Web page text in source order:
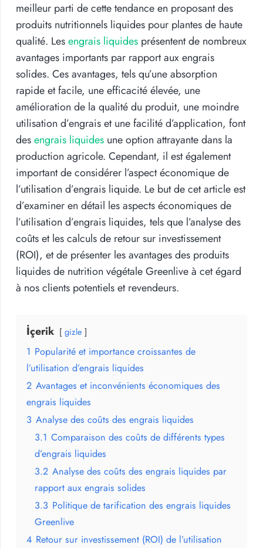
meilleur parti de cette tendance en proposant des
produits nutritionnels liquides pour plantes de haute
qualité. Lesengrais liquides présentent de nombreux
avantages importants par rapport aux engrais
solides. Ces avantages, tels qu’une absorption
rapide et facile, une efficacité élevée, une
amélioration de la qualité du produit, une moindre
utilisation d’engrais et une facilité d’application, font
desengrais liquides une option attrayante dans la
production agricole. Cependant, il est également
important de considérer l’aspect économique de
l’utilisation d’engrais liquide. Le but de cet article est
d’examiner en détail les aspects économiques de
l’utilisation d’engrais liquides, tels que l’analyse des
coûts et les calculs de retour sur investissement
(ROI), et de présenter les avantages des produits
liquides de nutrition végétale Greenlive à cet égard
à nos clients potentiels et revendeurs.
İçerik gizle
1 Popularité et importance croissantes de
l’utilisation d’engrais liquides
2 Avantages et inconvénients économiques des
engrais liquides
3 Analyse des coûts des engrais liquides
3.1 Comparaison des coûts de différents types
d’engrais liquides
3.2 Analyse des coûts des engrais liquides par
rapport aux engrais solides
3.3 Politique de tarification des engrais liquides
Greenlive
4 Retour sur investissement (ROI) de l’utilisation